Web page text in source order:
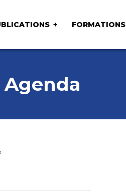
FORMATIONS
Agenda